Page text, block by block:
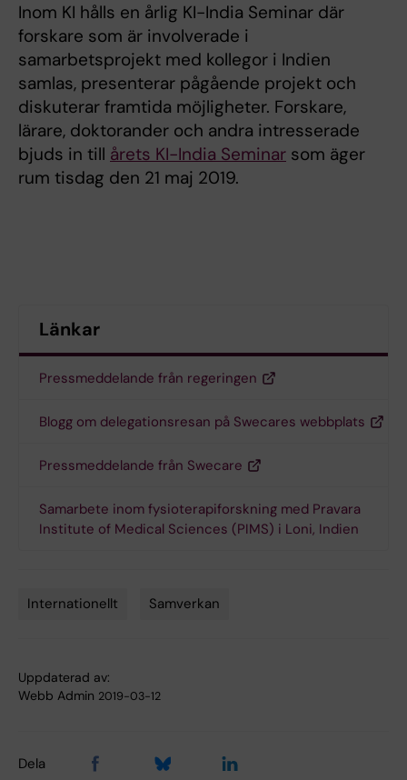
Inom KI hålls en årlig KI-India Seminar där
forskare som är involverade i
samarbetsprojekt med kollegor i Indien
samlas, presenterar pågående projekt och
diskuterar framtida möjligheter. Forskare,
lärare, doktorander och andra intresserade
bjuds in till årets KI-India Seminar som äger
rum tisdag den 21 maj 2019.
Länkar
Pressmeddelande från regeringen
Blogg om delegationsresan på Swecares webbplats
Pressmeddelande från Swecare
Samarbete inom fysioterapiforskning med Pravara
Institute of Medical Sciences (PIMS) i Loni, Indien
Internationellt Samverkan
Uppdaterad av:
Webb Admin 2019-03-12
Dela